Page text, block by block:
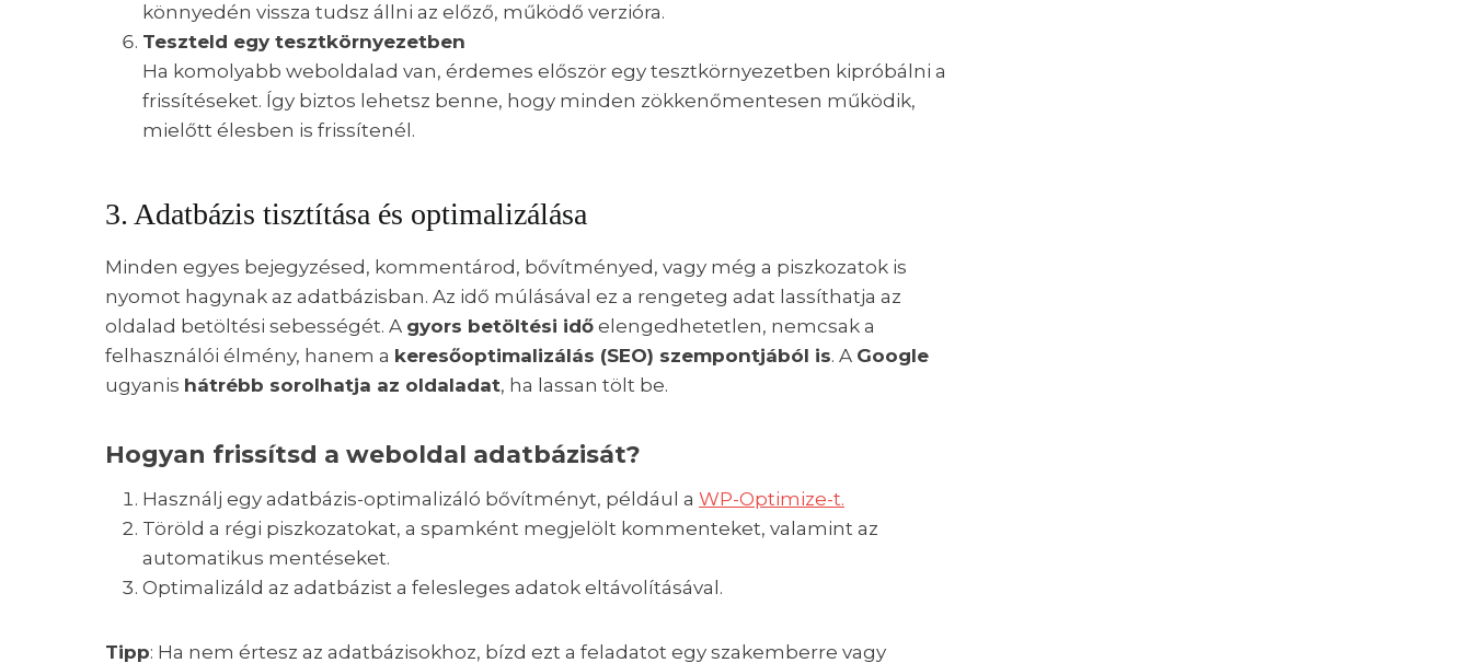
könnyedén vissza tudsz állni az előző, működő verzióra.
Teszteld egy tesztkörnyezetben
Ha komolyabb weboldalad van, érdemes először egy tesztkörnyezetben kipróbálni a
frissítéseket. Így biztos lehetsz benne, hogy minden zökkenőmentesen működik,
mielőtt élesben is frissítenél.
3. Adatbázis tisztítása és optimalizálása
Minden egyes bejegyzésed, kommentárod, bővítményed, vagy még a piszkozatok is
nyomot hagynak az adatbázisban. Az idő múlásával ez a rengeteg adat lassíthatja az
oldalad betöltési sebességét. A gyors betöltési idő elengedhetetlen, nemcsak a
felhasználói élmény, hanem a keresőoptimalizálás (SEO) szempontjából is. A Google
ugyanis hátrébb sorolhatja az oldaladat, ha lassan tölt be.
Hogyan frissítsd a weboldal adatbázisát?
Használj egy adatbázis-optimalizáló bővítményt, például a WP-Optimize-t.
Töröld a régi piszkozatokat, a spamként megjelölt kommenteket, valamint az
automatikus mentéseket.
Optimalizáld az adatbázist a felesleges adatok eltávolításával.
Tipp: Ha nem értesz az adatbázisokhoz, bízd ezt a feladatot egy szakemberre vagy